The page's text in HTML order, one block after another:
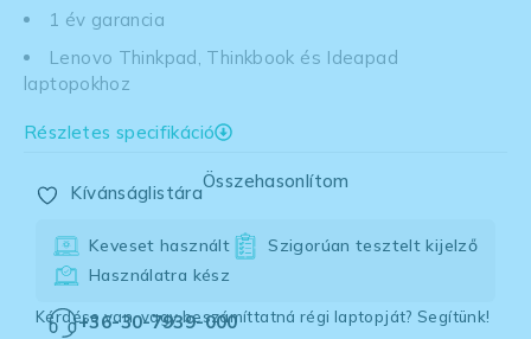
1 év garancia
Lenovo Thinkpad, Thinkbook és Ideapad
laptopokhoz
Részletes specifikáció
Kívánságlistára
Összehasonlítom
Keveset használt
Szigorúan tesztelt kijelző
Használatra kész
Kérdése van, vagy beszámíttatná régi laptopját? Segítünk!
+36-30-7939-000